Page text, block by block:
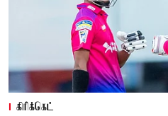
கிரிக்கெட்